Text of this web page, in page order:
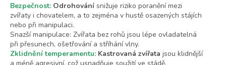
i
s
Bezpečnost: Odrohování snižuje riziko poranění mezi
zvířaty i chovatelem, a to zejména v hustě osazených stájích
nebo při manipulaci.
Snazší manipulace: Zvířata bez rohů jsou lépe ovladatelná
při přesunech, ošetřování a stříhání vlny.
Zklidnění temperamentu: Kastrovaná zvířata jsou klidnější